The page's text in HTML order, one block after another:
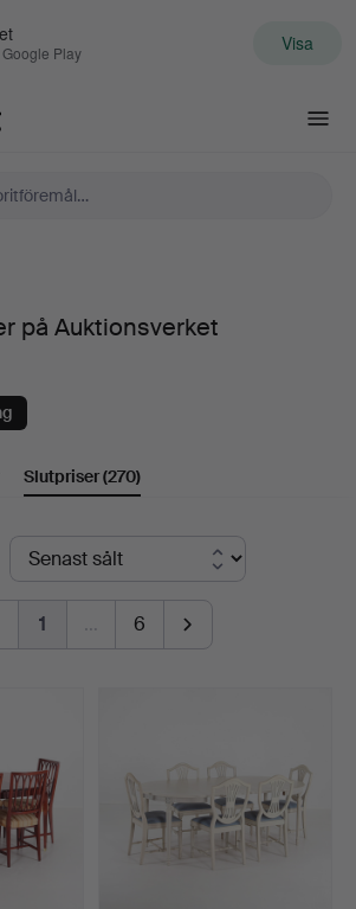
Play Visa
på Auktionsverket
Slutpriser(270)
1 … 6